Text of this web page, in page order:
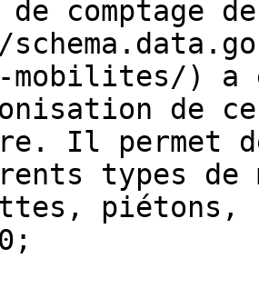
comptage
mobilites/)
de
Il permet de
types
piétons,